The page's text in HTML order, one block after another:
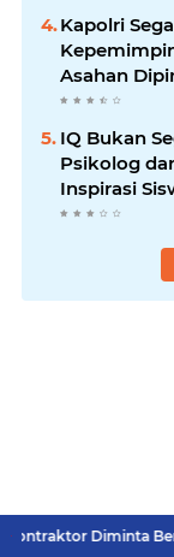
Kapolri
Asahan
Dharma
IQ Bukan
Psikolog
Inspirasi
MPKW
Benahi Hasil